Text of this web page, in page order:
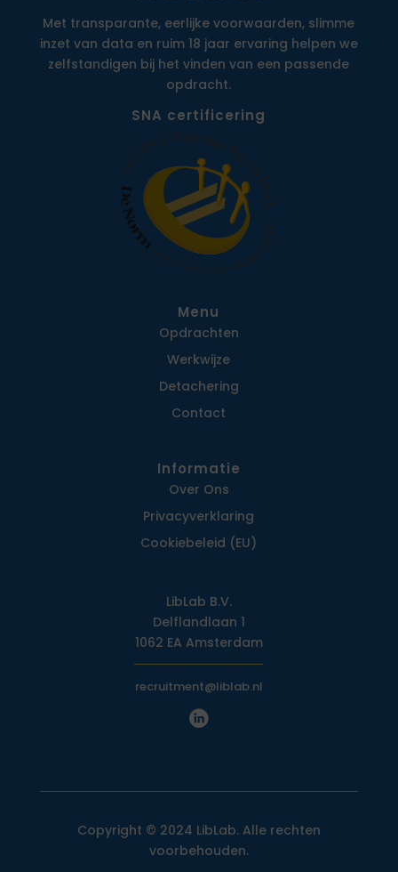
Met transparante, eerlijke voorwaarden, slimme
inzet van data en ruim 18 jaar ervaring helpen we
zelfstandigen bij het vinden van een passende
opdracht.
SNA certificering
Menu
Opdrachten
Werkwijze
Detachering
Contact
Informatie
Over Ons
Privacy­verklaring
Cookiebeleid (EU)
LibLab B.V.
Delflandlaan 1
1062 EA Amsterdam
recruitment@liblab.nl
Copyright © 2024 LibLab. Alle rechten
voorbehouden.